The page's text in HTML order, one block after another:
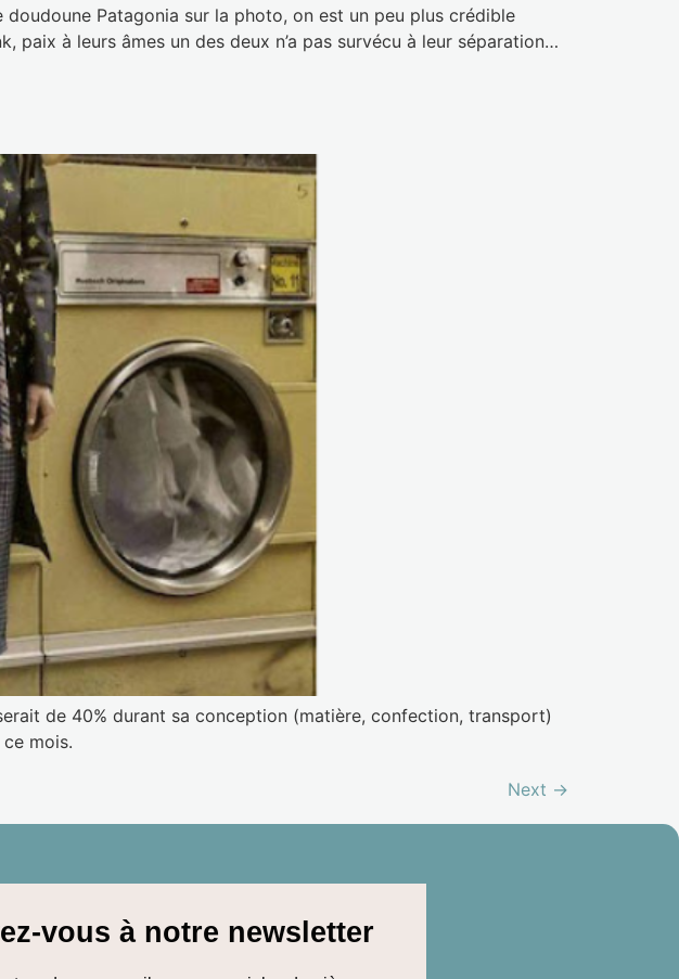
Patagonia sur la photo, on est un peu plus crédible
paix à leurs âmes un des deux n’a pas survécu à leur séparation…
de 40% durant sa conception (matière, confection, transport)
mois.
Next →